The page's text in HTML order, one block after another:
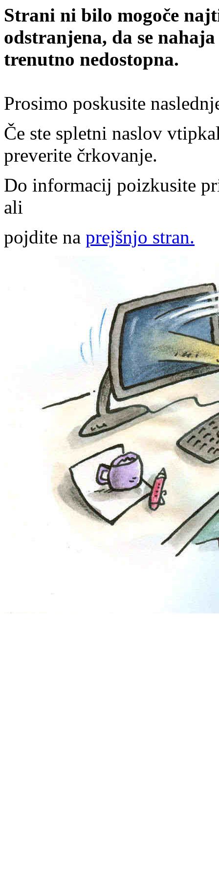
Strani ni bilo mogoče
odstranjena, da se
trenutno nedostopna.
Prosimo poskusite
Če ste spletni naslov
preverite črkovanje.
Do informacij poizkusite
ali
pojdite na prejšnjo stran.